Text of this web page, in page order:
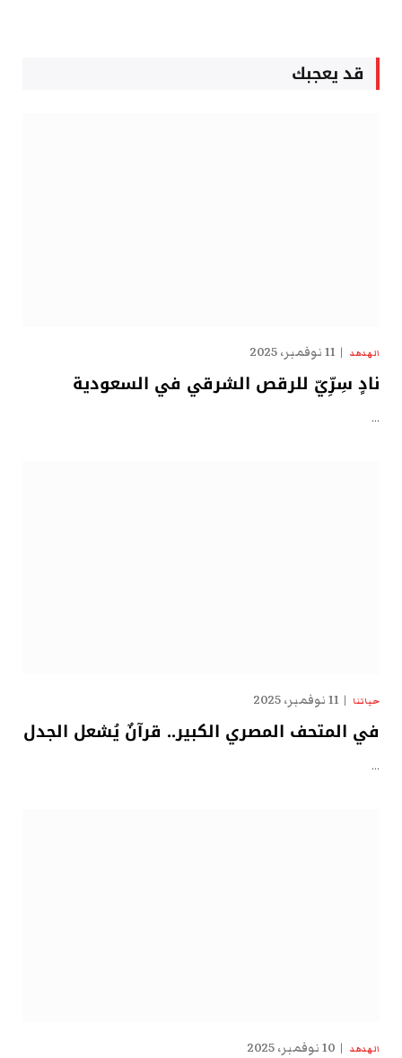
قد يعجبك
الهدهد 11 نوفمبر، 2025
نادٍ سِرِّيّ للرقص الشرقي في السعودية
…
حياتنا 11 نوفمبر، 2025
في المتحف المصري الكبير.. قرآنٌ يُشعل الجدل
…
الهدهد 10 نوفمبر، 2025